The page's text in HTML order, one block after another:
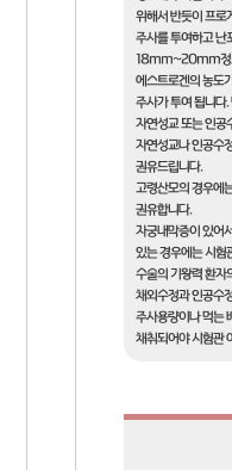
위해서 반듯이 프로
주사를 투여하고 난
18mm~20mm정
에스트로겐의 농도
주사가 투여 됩니다
자연성교 또는 인공
자연성교나 인공수
권유드립니다.
고령산모의 경우에
권유합니다.
자궁내막증이 있어
있는 경우에는 시험
수술의 기왕력 환자
채외수정과 인공수
주사용량이나 먹는
채취되어야 시험관